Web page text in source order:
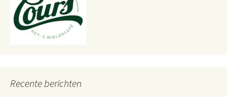
Recente berichten